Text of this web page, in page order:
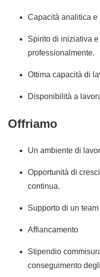
Capacità analitica e
Spirito di iniziativa
professionalmente.
Ottima capacità di
Disponibilità a
Offriamo
Un ambiente di
Opportunità di
continua.
Supporto di un
Affiancamento
Stipendio
conseguimento